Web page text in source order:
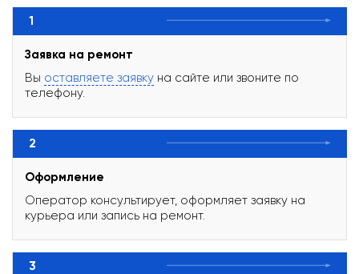
1
Заявка на ремонт
Вы оставляете заявку на сайте или звоните по
телефону.
2
Оформление
Оператор консультирует, оформляет заявку на
курьера или запись на ремонт.
3